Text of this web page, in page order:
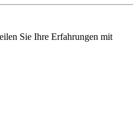
Sie Ihre Erfahrungen mit